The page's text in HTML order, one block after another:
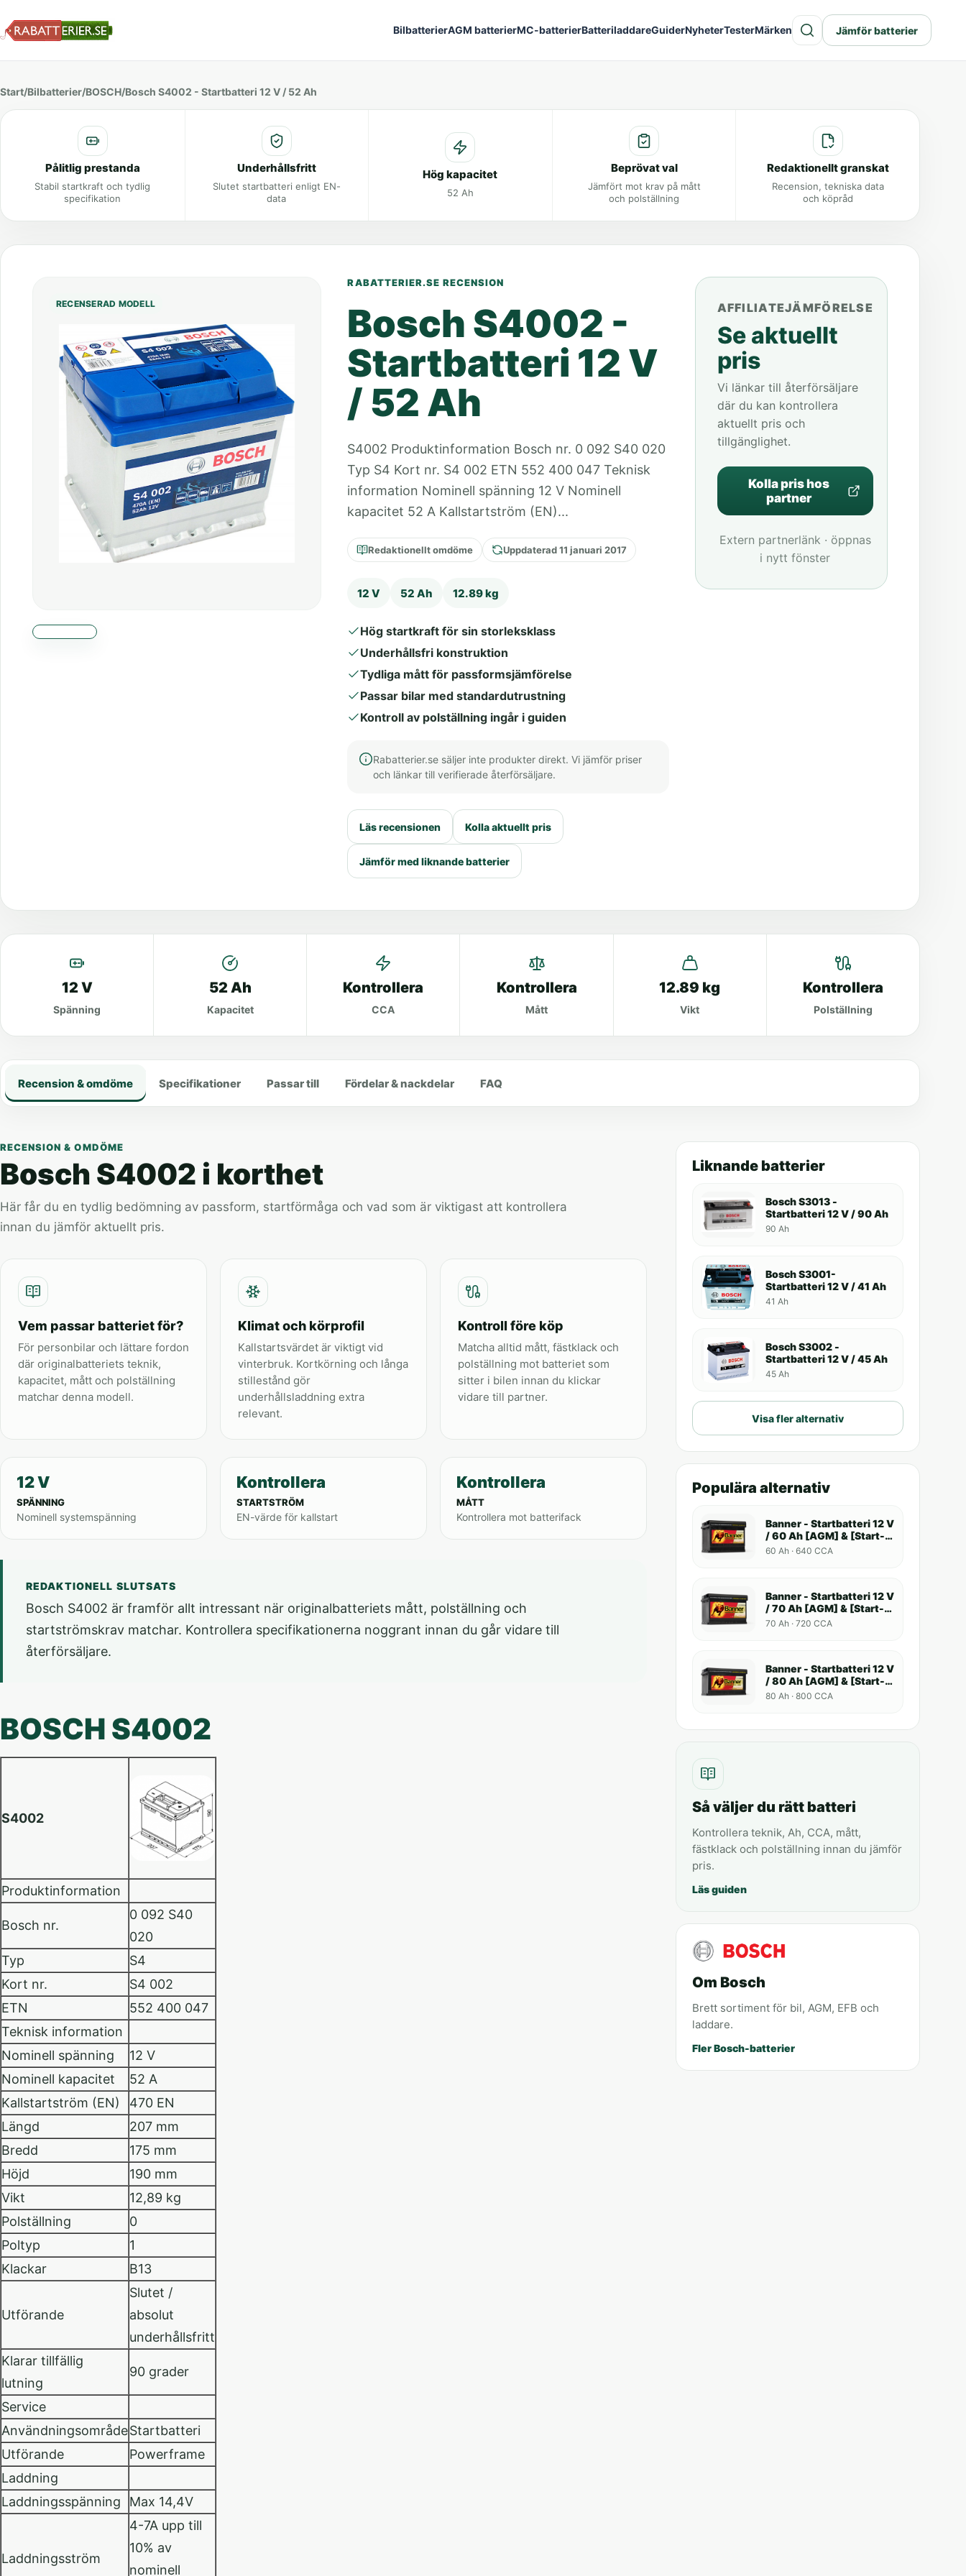
BilbatterierAGM batterierMC-batterierBatteriladdareGuiderNyheterTesterMärken Jämför batterier
Start/Bilbatterier/BOSCH/Bosch S4002 - Startbatteri 12 V / 52 Ah
Pålitlig prestanda
Stabil startkraft och tydlig
specifikation
Underhållsfritt
Slutet startbatteri enligt EN-
data
Hög kapacitet
52 Ah
Beprövat val
Jämfört mot krav på mått
och polställning
Redaktionellt granskat
Recension, tekniska data
och köpråd
RECENSERAD MODELL
RABATTERIER.SE RECENSION
Bosch S4002 -
Startbatteri 12 V
/ 52 Ah
S4002 Produktinformation Bosch nr. 0 092 S40 020
Typ S4 Kort nr. S4 002 ETN 552 400 047 Teknisk
information Nominell spänning 12 V Nominell
kapacitet 52 A Kallstartström (EN)...
Redaktionellt omdöme Uppdaterad 11 januari 2017
12 V 52 Ah 12.89 kg
Hög startkraft för sin storleksklass
Underhållsfri konstruktion
Tydliga mått för passformsjämförelse
Passar bilar med standardutrustning
Kontroll av polställning ingår i guiden
Rabatterier.se säljer inte produkter direkt. Vi jämför priser
och länkar till verifierade återförsäljare.
Läs recensionen Kolla aktuellt pris
Jämför med liknande batterier
AFFILIATEJÄMFÖRELSE
Se aktuellt
pris
Vi länkar till återförsäljare
där du kan kontrollera
aktuellt pris och
tillgänglighet.
Kolla pris hos
partner
Extern partnerlänk · öppnas
i nytt fönster
12 V
Spänning
52 Ah
Kapacitet
Kontrollera
CCA
Kontrollera
Mått
12.89 kg
Vikt
Kontrollera
Polställning
Recension & omdöme Specifikationer Passar till Fördelar & nackdelar FAQ
RECENSION & OMDÖME
Bosch S4002 i korthet
Här får du en tydlig bedömning av passform, startförmåga och vad som är viktigast att kontrollera
innan du jämför aktuellt pris.
Vem passar batteriet för?
För personbilar och lättare fordon
där originalbatteriets teknik,
kapacitet, mått och polställning
matchar denna modell.
Klimat och körprofil
Kallstartsvärdet är viktigt vid
vinterbruk. Kortkörning och långa
stillestånd gör
underhållsladdning extra
relevant.
Kontroll före köp
Matcha alltid mått, fästklack och
polställning mot batteriet som
sitter i bilen innan du klickar
vidare till partner.
12 V
SPÄNNING
Nominell systemspänning
Kontrollera
STARTSTRÖM
EN-värde för kallstart
Kontrollera
MÅTT
Kontrollera mot batterifack
REDAKTIONELL SLUTSATS
Bosch S4002 är framför allt intressant när originalbatteriets mått, polställning och
startströmskrav matchar. Kontrollera specifikationerna noggrant innan du går vidare till
återförsäljare.
BOSCH S4002
S4002
Produktinformation
Bosch nr.
0 092 S40
020
Typ
S4
Kort nr.
S4 002
ETN
552 400 047
Teknisk information
Nominell spänning
12 V
Nominell kapacitet
52 A
Kallstartström (EN)
470 EN
Längd
207 mm
Bredd
175 mm
Höjd
190 mm
Vikt
12,89 kg
Polställning
0
Poltyp
1
Klackar
B13
Utförande
Slutet /
absolut
underhållsfritt
Klarar tillfällig
lutning
90 grader
Service
AnvändningsområdeStartbatteri
Utförande
Powerframe
Laddning
Laddningsspänning
Max 14,4V
Laddningsström
4-7A upp till
10% av
nominell
Liknande batterier
Bosch S3013 -
Startbatteri 12 V / 90 Ah
90 Ah
Bosch S3001-
Startbatteri 12 V / 41 Ah
41 Ah
Bosch S3002 -
Startbatteri 12 V / 45 Ah
45 Ah
Visa fler alternativ
Populära alternativ
Banner - Startbatteri 12 V
/ 60 Ah [AGM] & [Start-
Stop]
60 Ah · 640 CCA
Banner - Startbatteri 12 V
/ 70 Ah [AGM] & [Start-
Stop]
70 Ah · 720 CCA
Banner - Startbatteri 12 V
/ 80 Ah [AGM] & [Start-
Stop]
80 Ah · 800 CCA
Så väljer du rätt batteri
Kontrollera teknik, Ah, CCA, mått,
fästklack och polställning innan du jämför
pris.
Läs guiden
Om Bosch
Brett sortiment för bil, AGM, EFB och
laddare.
Fler Bosch-batterier